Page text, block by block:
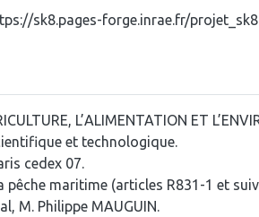
sk8.pages-forge.inrae.fr/projet_sk8
L’ALIMENTATION ET
et technologique.
cedex 07.
maritime (articles R831-1 et
M. Philippe MAUGUIN.